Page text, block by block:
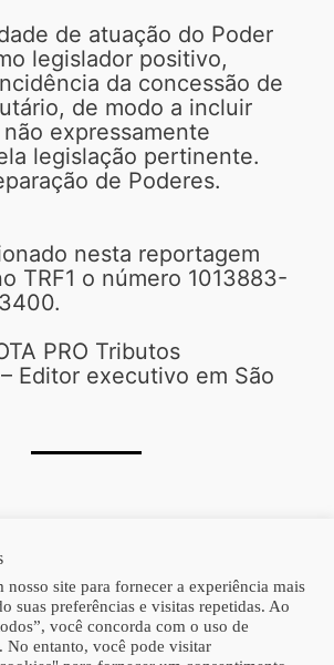
de atuação do Poder
legislador positivo,
da concessão de
de modo a incluir
expressamente
legislação pertinente.
de Poderes.
nesta reportagem
TRF1 o número 1013883-
PRO Tributos
Editor executivo em São
2026 | Homero Costa Advogados
nosso site para fornecer a experiência mais
suas preferências e visitas repetidas. Ao
você concorda com o uso de
No entanto, você pode visitar